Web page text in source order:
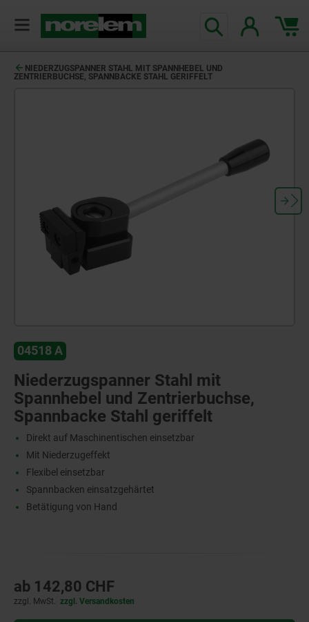
NIEDERZUGSPANNER STAHL MIT SPANNHEBEL UND
ZENTRIERBUCHSE, SPANNBACKE STAHL GERIFFELT
04518 A
Niederzugspanner Stahl mit
Spannhebel und Zentrierbuchse,
Spannbacke Stahl geriffelt
Direkt auf Maschinentischen einsetzbar
Mit Niederzugeffekt
Flexibel einsetzbar
Spannbacken einsatzgehärtet
Betätigung von Hand
ab 142,80 CHF
zzgl. MwSt. zzgl. Versandkosten